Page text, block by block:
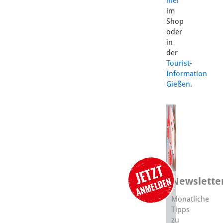
im
Shop
oder
in
der
Tourist-
Information
Gießen.
Monatliche
Tipps
zu